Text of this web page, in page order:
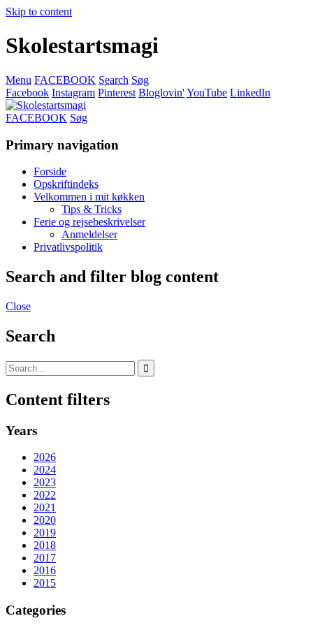
Skip to content
Skolestartsmagi
Menu FACEBOOK Search Søg
Facebook Instagram Pinterest Bloglovin'YouTube LinkedIn
FACEBOOK Søg
Primary navigation
Forside
Opskriftindeks
Velkommen i mit køkken
Tips & Tricks
Ferie og rejsebeskrivelser
Anmeldelser
Privatlivspolitik
Search and filter blog content
Close
Search
Content filters
Years
2026
2024
2023
2022
2021
2020
2019
2018
2017
2016
2015
Categories